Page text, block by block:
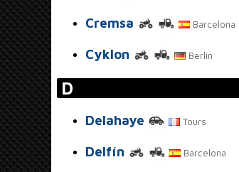
Cremsa Barcelona
Cyklon Berlín
D
Delahaye Tours
Delfín Barcelona